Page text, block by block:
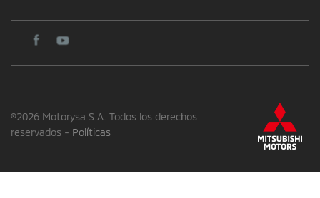
©2026 Motorysa S.A. Todos los derechos
reservados - Políticas